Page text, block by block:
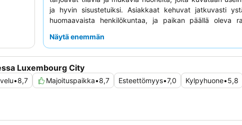
ja hyvin sisustetuiksi. Asiakkaat kehuvat jatkuvasti
huomaavaista henkilökuntaa, ja paikan päällä oleva
Rauhallisempaa oleskelua varten kannattaa pyytää
Näytä enemmän
Luxembourg City
•8,7 Majoituspaikka•8,7 Esteettömyys•7,0 Kylpyhuone•5,8